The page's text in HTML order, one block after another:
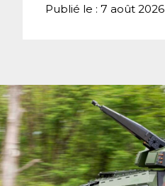
Publié le : 7 août 2026